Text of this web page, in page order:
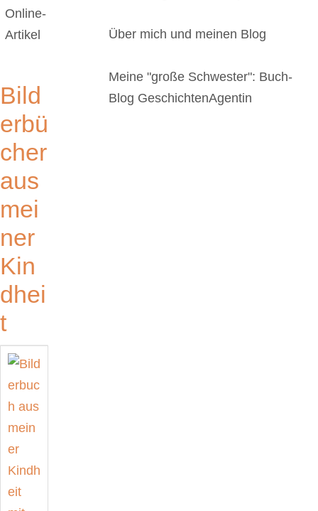
Online-
Artikel
Bild
erbü
cher
aus
mei
ner
Kin
dhei
t
Über mich und meinen Blog
Meine "große Schwester": Buch-
Blog GeschichtenAgentin